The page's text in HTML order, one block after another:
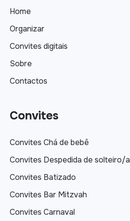
Home
Organizar
Convites digitais
Sobre
Contactos
Convites
Convites Chá de bebê
Convites Despedida de solteiro/a
Convites Batizado
Convites Bar Mitzvah
Convites Carnaval